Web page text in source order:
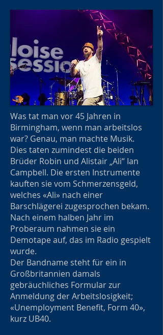
Was tat man vor 45 Jahren in
Birmingham, wenn man arbeitslos
war? Genau, man machte Musik.
Dies taten zumindest die beiden
Brüder Robin und Alistair „Ali“ Ian
Campbell. Die ersten Instrumente
kauften sie vom Schmerzensgeld,
welches «Ali» nach einer
Barschlägerei zugesprochen bekam.
Nach einem halben Jahr im
Proberaum nahmen sie ein
Demotape auf, das im Radio gespielt
wurde.
Der Bandname steht für ein in
Großbritannien damals
gebräuchliches Formular zur
Anmeldung der Arbeitslosigkeit;
«Unemployment Benefit, Form 40»,
kurz UB40.